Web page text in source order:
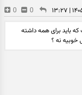
0
0
که باید برای همه داشته
خوبیه نه ؟